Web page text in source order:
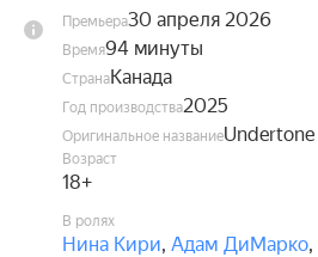
Премьера30 апреля 2026
Время94 минуты
СтранаКанада
Год производства2025
Оригинальное названиеUndertone
Возраст
18+
В ролях
Нина Кири, Адам ДиМарко,